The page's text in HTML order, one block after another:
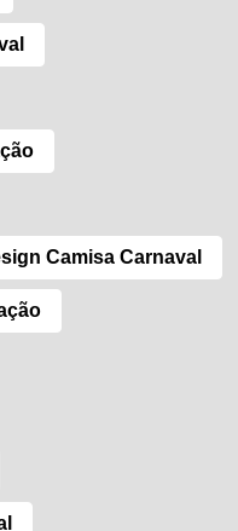
Camisa Carnaval